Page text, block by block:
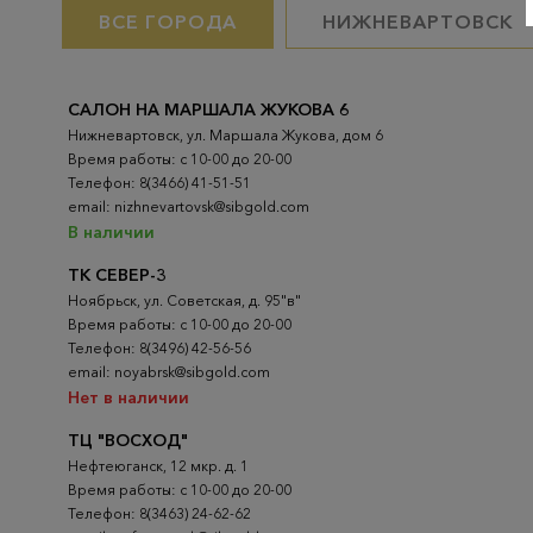
ВСЕ ГОРОДА НИЖНЕВАРТОВСК
ТК СЕВЕР-3
Ноябрьск, ул. Советская, д. 95"в"
Время работы: с 10-00 до 20-00
Телефон: 8(3496) 42-56-56
email: noyabrsk@sibgold.com
Нет в наличии
ТЦ "ВОСХОД"
Нефтеюганск, 12 мкр. д. 1
Время работы: с 10-00 до 20-00
Телефон: 8(3463) 24-62-62
САЛОН НА МАРШАЛА ЖУКОВА 6
Нижневартовск, ул. Маршала Жукова, дом 6
Время работы: с 10-00 до 20-00
Телефон: 8(3466) 41-51-51
email: nizhnevartovsk@sibgold.com
В наличии